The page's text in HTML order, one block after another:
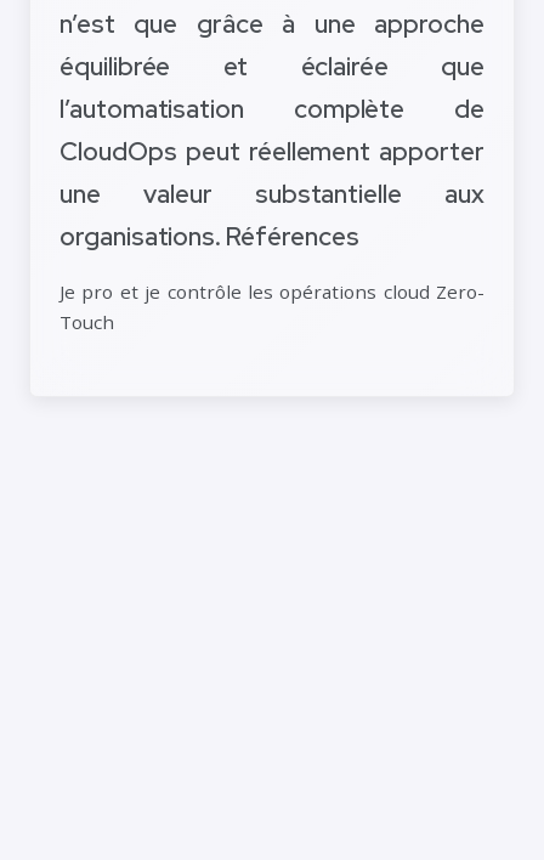
n’est que grâce à une approche
équilibrée et éclairée que
l’automatisation complète de
CloudOps peut réellement apporter
une valeur substantielle aux
organisations. Références
Je pro et je contrôle les opérations cloud Zero-
Touch